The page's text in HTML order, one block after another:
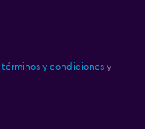
términos y condiciones y